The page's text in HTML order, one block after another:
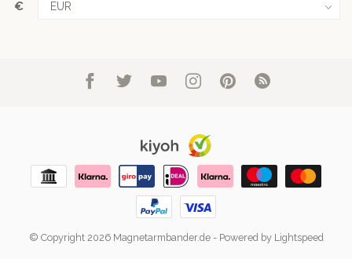
€
© Copyright 2026 Magnetarmbander.de- Powered by Lightspeed